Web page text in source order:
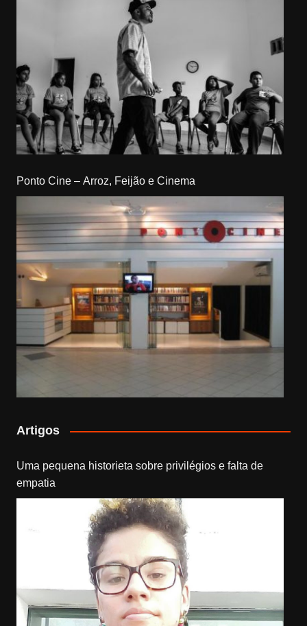
Ponto Cine – Arroz, Feijão e Cinema
Artigos
Uma pequena historieta sobre privilégios e falta de
empatia